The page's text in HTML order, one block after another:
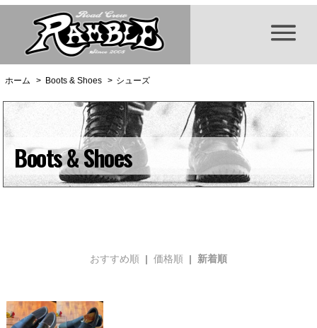
ホーム > Boots & Shoes > シューズ
Boots & Shoes
おすすめ順 | 価格順 | 新着順